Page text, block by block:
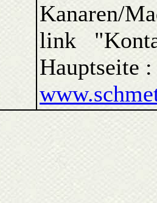
Kanaren/
link
Hauptseite